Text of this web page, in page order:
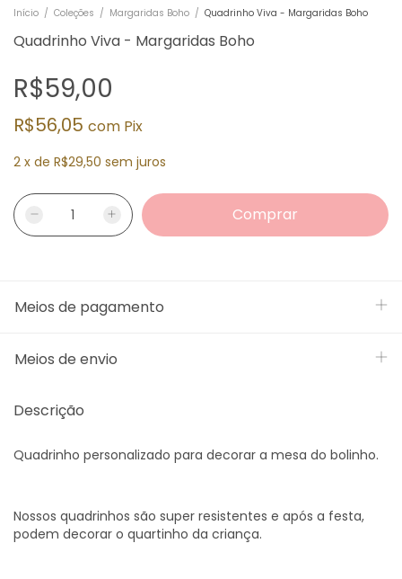
Início / Coleções / Margaridas Boho / Quadrinho Viva - Margaridas Boho
Quadrinho Viva - Margaridas Boho
R$59,00
R$56,05 com Pix
2 x de R$29,50 sem juros
Meios de pagamento
Meios de envio
Descrição
Quadrinho personalizado para decorar a mesa do bolinho.
Nossos quadrinhos são super resistentes e após a festa,
podem decorar o quartinho da criança.